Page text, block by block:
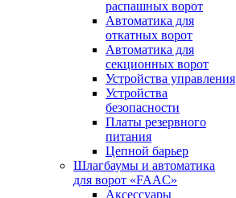
распашных ворот
Автоматика для
откатных ворот
Автоматика для
секционных ворот
Устройства управления
Устройства
безопасности
Платы резервного
питания
Цепной барьер
Шлагбаумы и автоматика
для ворот «FAAC»
Аксессуары